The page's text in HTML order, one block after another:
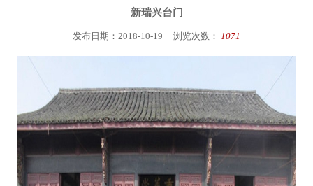
新瑞兴台门
发布日期：2018-10-19 浏览次数： 1071